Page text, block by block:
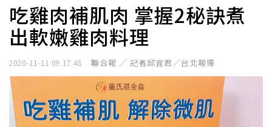
吃雞肉補肌肉 掌握2秘訣煮
出軟嫩雞肉料理
2020-11-11 09:17:48 聯合報 ／ 記者邱宜君／台北報導